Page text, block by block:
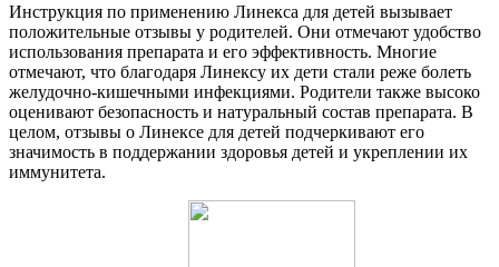
Инструкция по применению Линекса для детей вызывает
положительные отзывы у родителей. Они отмечают удобство
использования препарата и его эффективность. Многие
отмечают, что благодаря Линексу их дети стали реже болеть
желудочно-кишечными инфекциями. Родители также высоко
оценивают безопасность и натуральный состав препарата. В
целом, отзывы о Линексе для детей подчеркивают его
значимость в поддержании здоровья детей и укреплении их
иммунитета.